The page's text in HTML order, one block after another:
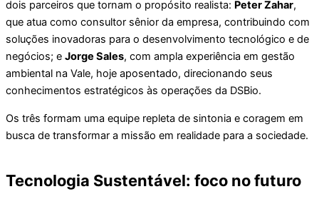
dois parceiros que tornam o propósito realista: Peter Zahar,
que atua como consultor sênior da empresa, contribuindo com
soluções inovadoras para o desenvolvimento tecnológico e de
negócios; e Jorge Sales, com ampla experiência em gestão
ambiental na Vale, hoje aposentado, direcionando seus
conhecimentos estratégicos às operações da DSBio.
Os três formam uma equipe repleta de sintonia e coragem em
busca de transformar a missão em realidade para a sociedade.
Tecnologia Sustentável: foco no futuro